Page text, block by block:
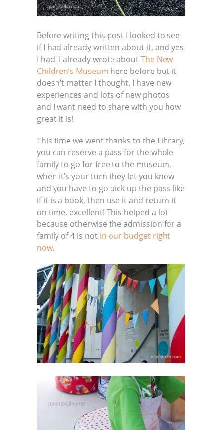
Before writing this post I looked to see
if I had already written about it, and yes
I had! I already wrote aboutThe New
Children’s Museum here before but it
doesn’t matter I thought. I have new
experiences and lots of new photos
and I want need to share with you how
great it is!
This time we went thanks to the Library,
you can reserve a pass for the whole
family to go for free to the museum,
when it’s your turn they let you know
and you have to go pick up the pass like
if it is a book, then use it and return it
on time, excellent! This helped a lot
because otherwise the admission for a
family of 4 is not in our budget right
now.